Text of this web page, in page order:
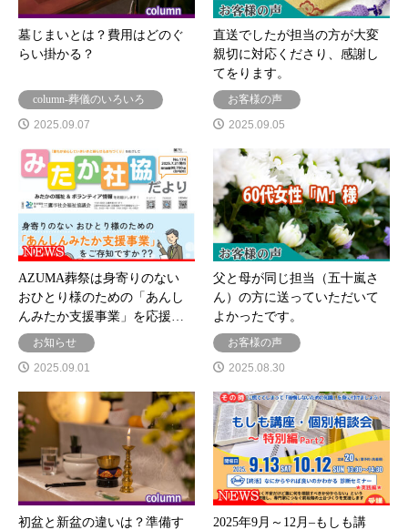
墓じまいとは？費用はどのぐ
らい掛かる？
column-葬儀のいろいろ
2025.09.07
直送でしたが担当の方が大変
親切に対応くださり、感謝し
てをります。
お客様の声
2025.09.05
AZUMA葬祭は身寄りのない
おひとり様のための「あんし
んみたか支援事業」を応援…
お知らせ
2025.09.01
父と母が同じ担当（五十嵐さ
ん）の方に送っていただいて
よかったです。
お客様の声
2025.08.30
初盆と新盆の違いは？準備す
2025年9月～12月–もしも講